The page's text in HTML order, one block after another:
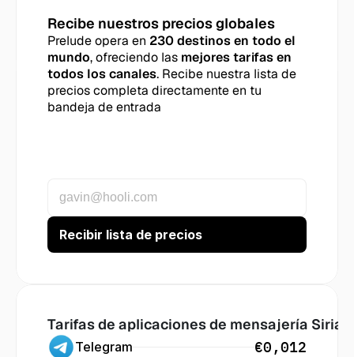
Recibe nuestros precios globales
Prelude opera en 230 destinos en todo el
mundo, ofreciendo las mejores tarifas en
todos los canales. Recibe nuestra lista de
precios completa directamente en tu
bandeja de entrada
Tarifas de aplicaciones de mensajería Siria
Telegram €0,012